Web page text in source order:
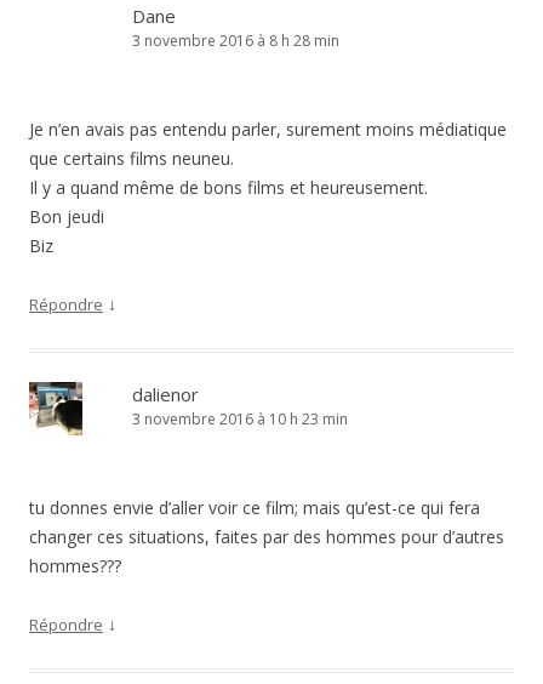
Dane
3 novembre 2016 à 8 h 28 min
Je n’en avais pas entendu parler, surement moins médiatique
que certains films neuneu.
Il y a quand même de bons films et heureusement.
Bon jeudi
Biz
Répondre ↓
dalienor
3 novembre 2016 à 10 h 23 min
tu donnes envie d’aller voir ce film; mais qu’est-ce qui fera
changer ces situations, faites par des hommes pour d’autres
hommes???
Répondre ↓